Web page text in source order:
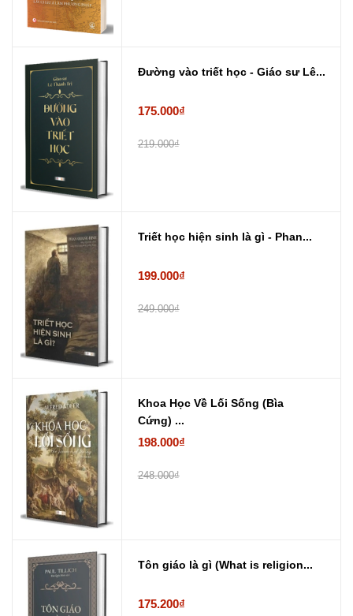
Đường vào triết học - Giáo sư Lê...
175.000₫
219.000₫
Triết học hiện sinh là gì - Phan...
199.000₫
249.000₫
Khoa Học Về Lối Sống (Bìa
Cứng) ...
198.000₫
248.000₫
Tôn giáo là gì (What is religion...
175.200₫